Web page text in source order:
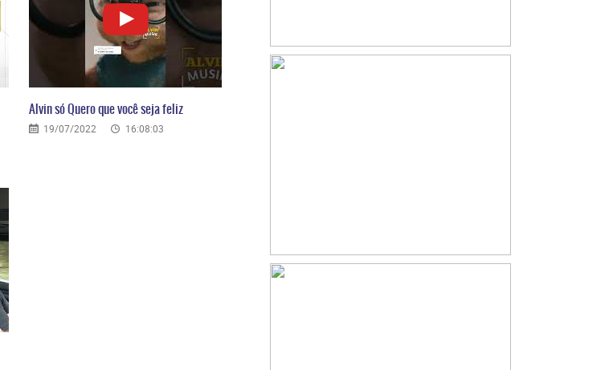
Alvin só Quero que você seja feliz
19/07/2022 16:08:03